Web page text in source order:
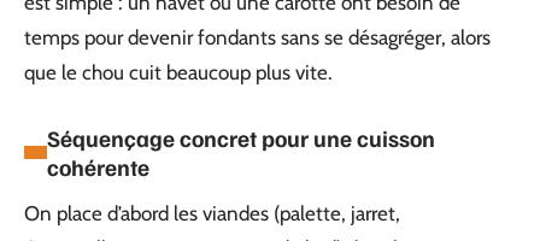
temps pour devenir fondants sans se désagréger, alors
que le chou cuit beaucoup plus vite.
Séquençage concret pour une cuisson
cohérente
On place d’abord les viandes (palette, jarret,